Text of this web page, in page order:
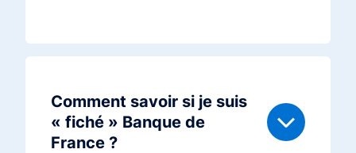
Comment savoir si je suis
« fiché » Banque de
France ?